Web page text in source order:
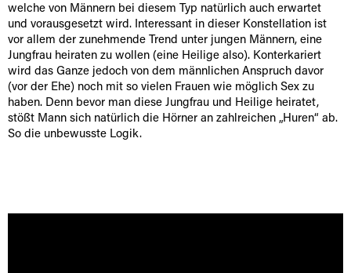
welche von Männern bei diesem Typ natürlich auch erwartet
und vorausgesetzt wird. Interessant in dieser Konstellation ist
vor allem der zunehmende Trend unter jungen Männern, eine
Jungfrau heiraten zu wollen (eine Heilige also). Konterkariert
wird das Ganze jedoch von dem männlichen Anspruch davor
(vor der Ehe) noch mit so vielen Frauen wie möglich Sex zu
haben. Denn bevor man diese Jungfrau und Heilige heiratet,
stößt Mann sich natürlich die Hörner an zahlreichen „Huren“ ab.
So die unbewusste Logik.